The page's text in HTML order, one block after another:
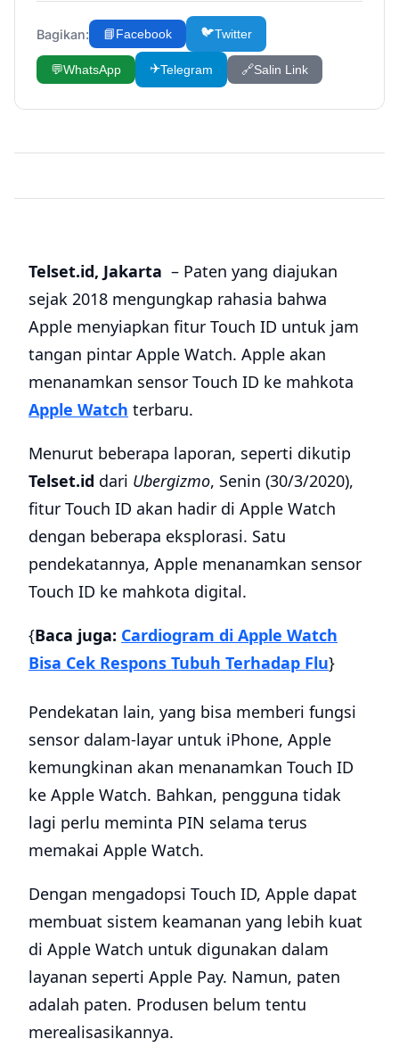
Bagikan: 📘Facebook 🐦Twitter
💬WhatsApp ✈️Telegram 🔗Salin Link
Telset.id, Jakarta – Paten yang diajukan
sejak 2018 mengungkap rahasia bahwa
Apple menyiapkan fitur Touch ID untuk jam
tangan pintar Apple Watch. Apple akan
menanamkan sensor Touch ID ke mahkota
Apple Watch terbaru.
Menurut beberapa laporan, seperti dikutip
Telset.id dari Ubergizmo, Senin (30/3/2020),
fitur Touch ID akan hadir di Apple Watch
dengan beberapa eksplorasi. Satu
pendekatannya, Apple menanamkan sensor
Touch ID ke mahkota digital.
{Baca juga: Cardiogram di Apple Watch
Bisa Cek Respons Tubuh Terhadap Flu}
Pendekatan lain, yang bisa memberi fungsi
sensor dalam-layar untuk iPhone, Apple
kemungkinan akan menanamkan Touch ID
ke Apple Watch. Bahkan, pengguna tidak
lagi perlu meminta PIN selama terus
memakai Apple Watch.
Dengan mengadopsi Touch ID, Apple dapat
membuat sistem keamanan yang lebih kuat
di Apple Watch untuk digunakan dalam
layanan seperti Apple Pay. Namun, paten
adalah paten. Produsen belum tentu
merealisasikannya.